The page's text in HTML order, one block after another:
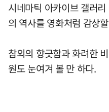
시네마틱 아카이브 갤러
의 역사를 영화처럼 감상
참외의 향긋함과 화려한
원도 눈여겨 볼 만 하다.